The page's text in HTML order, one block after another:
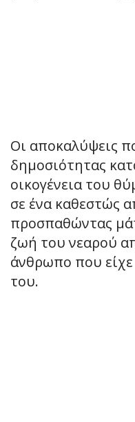
Οι αποκαλύψεις
δημοσιότητας
οικογένεια του
σε ένα καθεστώς
προσπαθώντας
ζωή του νεαρού
άνθρωπο που είχε
του.